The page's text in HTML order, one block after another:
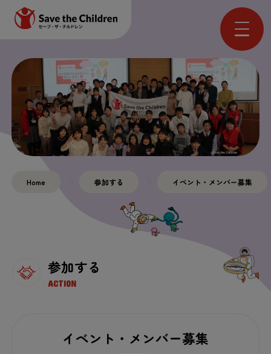
参加する
ACTION
Home 参加する イベント・メンバー募集
イベント・メンバー募集